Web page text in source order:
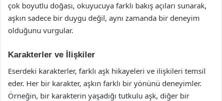
çok boyutlu doğası, okuyucuya farklı bakış açıları sunarak,
aşkın sadece bir duygu değil, aynı zamanda bir deneyim
olduğunu vurgular.
Karakterler ve İlişkiler
Eserdeki karakterler, farklı aşk hikayeleri ve ilişkileri temsil
eder. Her bir karakter, aşkın farklı bir yönünü deneyimler.
Örneğin, bir karakterin yaşadığı tutkulu aşk, diğer bir